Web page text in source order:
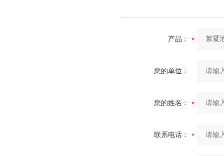
产品：
您的单位：
您的姓名：
联系电话：